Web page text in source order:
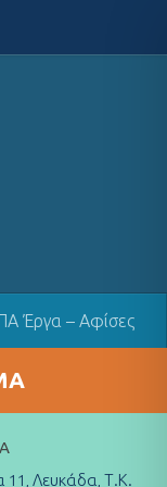
Έργα – Αφίσες
11, Λευκάδα, Τ.Κ.